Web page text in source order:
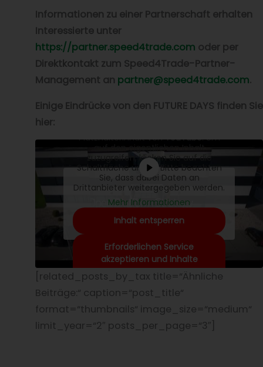
Informationen zu einer Partnerschaft erhalten
Interessierte unter
https://partner.speed4trade.com oder per
Direktkontakt zum Speed4Trade-Partner-
Management an partner@speed4trade.com.
Einige Eindrücke von den FUTURE DAYS finden Sie
hier:
Platzhalterinhalt vonYouTube. Um
auf den eigentlichen Inhalt
zuzugreifen, klicken Sie auf die
Schaltfläche unten. Bitte beachten
Sie, dass dabei Daten an
Drittanbieter weitergegeben werden.
Mehr Informationen
Inhalt entsperren
Erforderlichen Service
akzeptieren und Inhalte
entsperren
[related_posts_by_tax title=“Ähnliche
Beiträge:“ caption=“post_title“
format=“thumbnails“ image_size=“medium“
limit_year=“2″ posts_per_page=“3″]